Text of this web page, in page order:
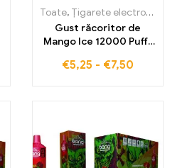
,Țigarete
Toate, Țigarete electronice de unică folosință
Gust răcoritor de
Mango Ice 12000 Puffs
electronică de înaltă
€5,25 - €7,50